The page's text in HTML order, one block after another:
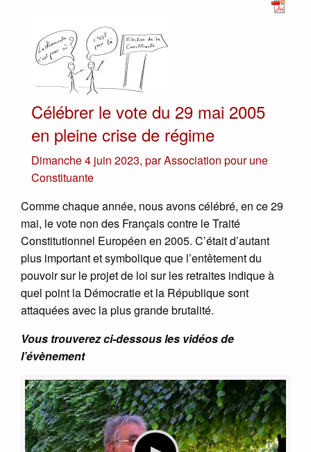
Célébrer le vote du 29 mai 2005
en pleine crise de régime
Dimanche 4 juin 2023, parAssociation pour une
Constituante
Comme chaque année, nous avons célébré, en ce 29
mai, le vote non des Français contre le Traité
Constitutionnel Européen en 2005. C’était d’autant
plus important et symbolique que l’entêtement du
pouvoir sur le projet de loi sur les retraites indique à
quel point la Démocratie et la République sont
attaquées avec la plus grande brutalité.
Vous trouverez ci-dessous les vidéos de
l’évènement